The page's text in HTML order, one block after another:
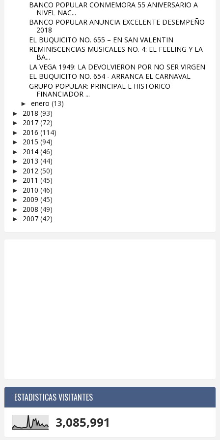
BANCO POPULAR CONMEMORA 55 ANIVERSARIO A
NIVEL NAC...
BANCO POPULAR ANUNCIA EXCELENTE DESEMPEÑO
2018
EL BUQUICITO NO. 655 – EN SAN VALENTIN
REMINISCENCIAS MUSICALES NO. 4: EL FEELING Y LA
BA...
LA VEGA 1949: LA DEVOLVIERON POR NO SER VIRGEN
EL BUQUICITO NO. 654 - ARRANCA EL CARNAVAL
GRUPO POPULAR: PRINCIPAL E HISTORICO
FINANCIADOR ...
► enero (13)
► 2018 (93)
► 2017 (72)
► 2016 (114)
► 2015 (94)
► 2014 (46)
► 2013 (44)
► 2012 (50)
► 2011 (45)
► 2010 (46)
► 2009 (45)
► 2008 (49)
► 2007 (42)
ESTADISTICAS VISITANTES
3,085,991